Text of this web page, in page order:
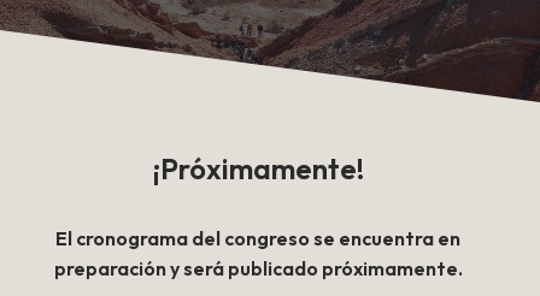
¡Próximamente!
El cronograma del congreso se encuentra en
preparación y será publicado próximamente.